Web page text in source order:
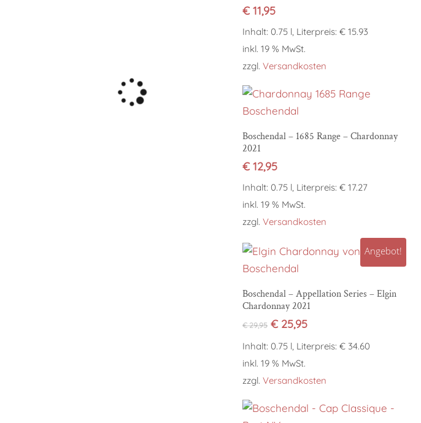
€11,95
Inhalt: 0.75 l, Literpreis: € 15.93
inkl. 19 % MwSt.
zzgl.Versandkosten
In den Warenkorb
Boschendal – 1685 Range – Chardonnay
2021
€12,95
Inhalt: 0.75 l, Literpreis: € 17.27
inkl. 19 % MwSt.
zzgl.Versandkosten
Angebot!
In den Warenkorb
Boschendal – Appellation Series – Elgin
Chardonnay 2021
€29,95 Ursprünglicher
war:
€ 29,95
€25,95Aktueller
ist:
Inhalt: 0.75 l, Literpreis: € 34.60
inkl. 19 % MwSt.
zzgl.Versandkosten